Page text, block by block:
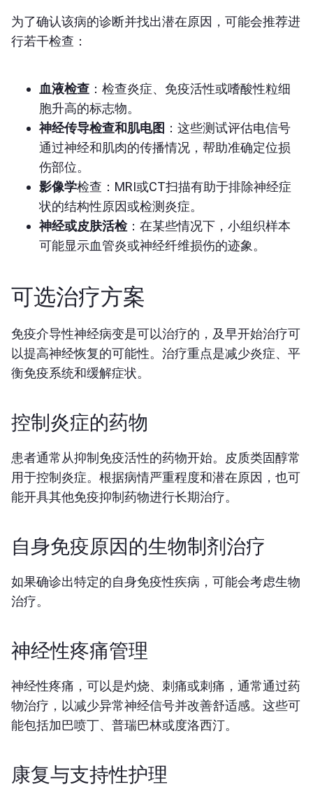
为了确认该病的诊断并找出潜在原因，可能会推荐进
行若干检查：
血液检查 ：检查炎症、免疫活性或嗜酸性粒细
胞升高的标志物。
神经传导检查和肌电图 ：这些测试评估电信号
通过神经和肌肉的传播情况，帮助准确定位损
伤部位。
影像学检查：MRI或CT扫描有助于排除神经症
状的结构性原因或检测炎症。
神经或皮肤活检：在某些情况下，小组织样本
可能显示血管炎或神经纤维损伤的迹象。
可选治疗方案
免疫介导性神经病变是可以治疗的，及早开始治疗可
以提高神经恢复的可能性。治疗重点是减少炎症、平
衡免疫系统和缓解症状。
控制炎症的药物
患者通常从抑制免疫活性的药物开始。皮质类固醇常
用于控制炎症。根据病情严重程度和潜在原因，也可
能开具其他免疫抑制药物进行长期治疗。
自身免疫原因的生物制剂治疗
如果确诊出特定的自身免疫性疾病，可能会考虑生物
治疗。
神经性疼痛管理
神经性疼痛，可以是灼烧、刺痛或刺痛，通常通过药
物治疗，以减少异常神经信号并改善舒适感。这些可
能包括加巴喷丁、普瑞巴林或度洛西汀。
康复与支持性护理